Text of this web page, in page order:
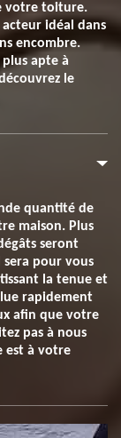
votre toiture.
idéal dans
encombre.
apte à
le
quantité de
maison. Plus
seront
sera pour vous
la tenue et
rapidement
afin que votre
pas à nous
est à votre